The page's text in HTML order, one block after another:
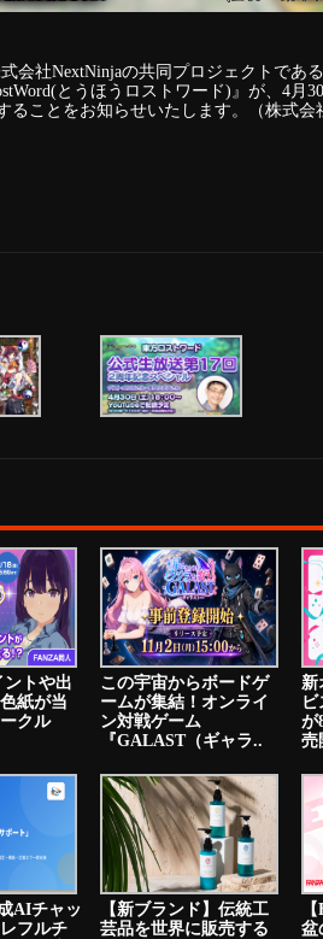
会社NextNinjaの共同プロジェクトであ
とうほうロストワード)』が、4月
ることをお知らせいたします。（株式会
ントや出
紙が当
クル
この宇宙からボードゲ
ームが集結！オンライ
ン対戦ゲーム
『GALAST（ギャラ..
新
ビ
が
売
AIチャッ
フルチ
【新ブランド】伝統工
芸品を世界に販売する
盆